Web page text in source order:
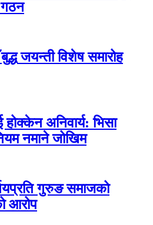
गठन
जयन्ती विशेष समारोह
अनिवार्य: भिसा
नमाने जोखिम
गुरुङ समाजको
आरोप